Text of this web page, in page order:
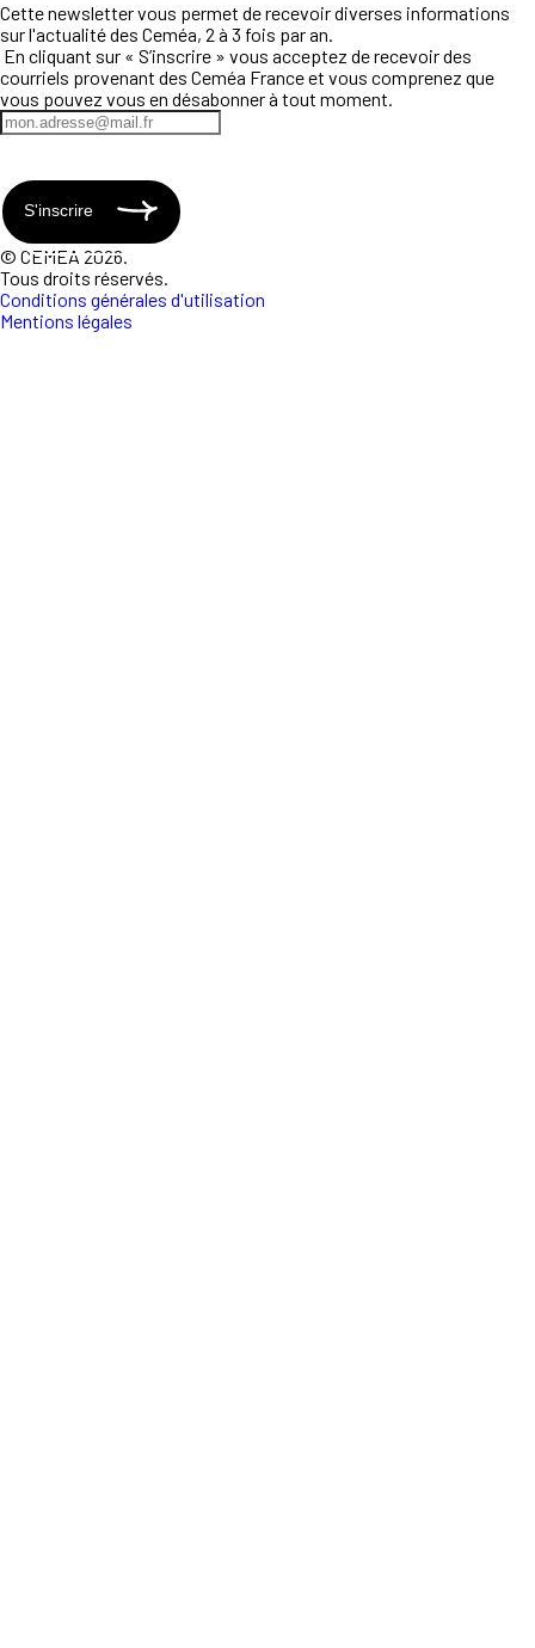
Cette newsletter vous permet de recevoir diverses informations
sur l'actualité des Ceméa, 2 à 3 fois par an.
En cliquant sur « S’inscrire » vous acceptez de recevoir des
courriels provenant des Ceméa France et vous comprenez que
vous pouvez vous en désabonner à tout moment.
S'inscrire
© CEMEA 2026.
Tous droits réservés.
Conditions générales d'utilisation
Mentions légales